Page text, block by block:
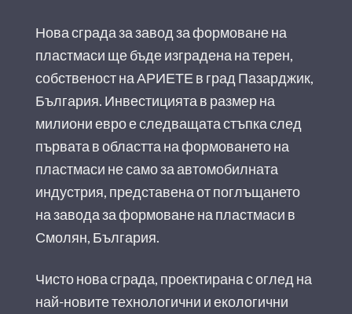
Нова сграда за завод за формоване на
пластмаси ще бъде изградена на терен,
собственост на АРИЕТЕ в град Пазарджик,
България. Инвестицията в размер на
милиони евро е следващата стъпка след
първата в областта на формоването на
пластмаси не само за автомобилната
индустрия, представена от поглъщането
на завода за формоване на пластмаси в
Смолян, България.
Чисто нова сграда, проектирана с оглед на
най-новите технологични и екологични